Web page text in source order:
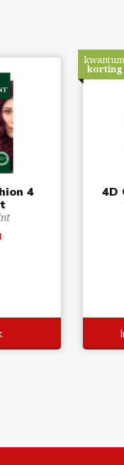
4
4D
kwantum
korting